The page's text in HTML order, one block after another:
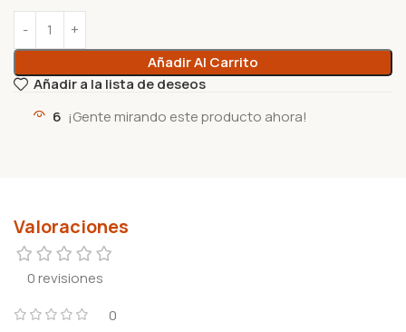
Añadir Al Carrito
Añadir a la lista de deseos
6 ¡Gente mirando este producto ahora!
Valoraciones
0 revisiones
0